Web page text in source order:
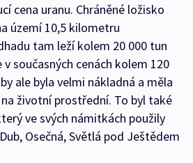
cena uranu. Chráněné ložisko
území 10,5 kilometru
tam leží kolem 20 000 tun
současných cenách kolem 120
ale byla velmi nákladná a měla
životní prostřední. To byl také
ve svých námitkách použily
Osečná, Světlá pod Ještědem